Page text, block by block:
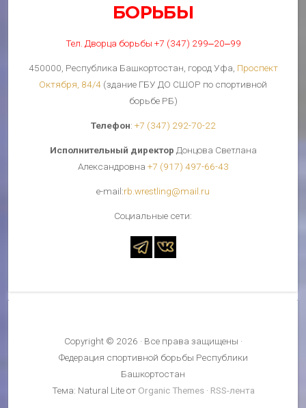
БОРЬБЫ
Тел. Дворца борьбы +7 (347) 299‒20‒99
450000, Республика Башкортостан, город Уфа, Проспект
Октября, 84/4 (здание ГБУ ДО СШОР по спортивной
борьбе РБ)
Телефон: +7 (347) 292-70-22
Исполнительный директор Донцова Светлана
Александровна +7 (917) 497-66-43
е-mail:rb.wrestling@mail.ru
Cоциальные сети:
Copyright © 2026 · Все права защищены ·
Федерация спортивной борьбы Республики
Башкортостан
Тема: Natural Lite от Organic Themes· RSS-лента